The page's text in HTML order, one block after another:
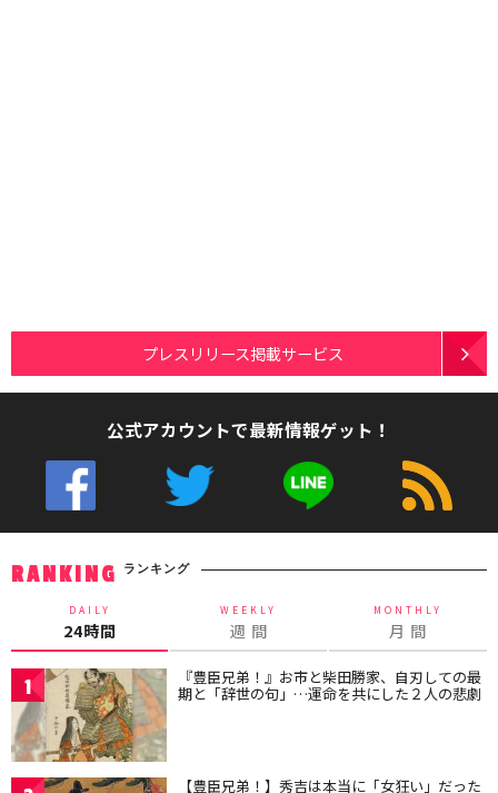
プレスリリース掲載サービス
公式アカウントで最新情報ゲット！
RANKING ランキング
DAILY
24時間
WEEKLY
週 間
MONTHLY
月 間
1 『豊臣兄弟！』お市と柴田勝家、自刃しての最
期と「辞世の句」…運命を共にした２人の悲劇
【豊臣兄弟！】秀吉は本当に「女狂い」だった